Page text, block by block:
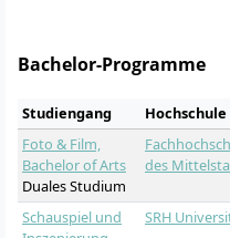
Bachelor-Programme
Studiengang Hochschule
Foto & Film,
Bachelor of Arts
Duales Studium
des
Schauspiel und
SRH